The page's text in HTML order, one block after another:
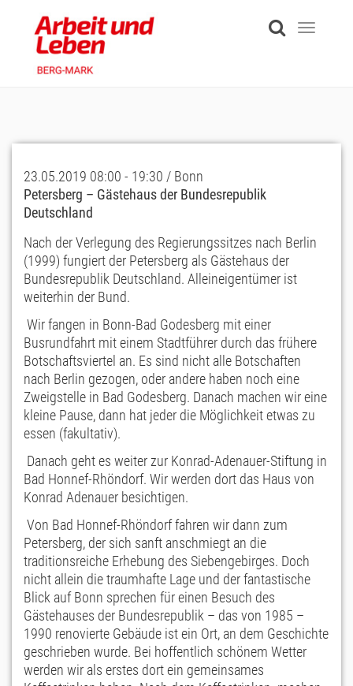
content
Toggle
23.05.2019 08:00 - 19:30 / Bonn
Petersberg – Gästehaus der Bundesrepublik
Deutschland
Nach der Verlegung des Regierungssitzes nach Berlin
(1999) fungiert der Petersberg als Gästehaus der
Bundesrepublik Deutschland. Alleineigentümer ist
weiterhin der Bund.
Wir fangen in Bonn-Bad Godesberg mit einer
Busrundfahrt mit einem Stadtführer durch das frühere
Botschaftsviertel an. Es sind nicht alle Botschaften
nach Berlin gezogen, oder andere haben noch eine
Zweigstelle in Bad Godesberg. Danach machen wir eine
kleine Pause, dann hat jeder die Möglichkeit etwas zu
essen (fakultativ).
Danach geht es weiter zur Konrad-Adenauer-Stiftung in
Bad Honnef-Rhöndorf. Wir werden dort das Haus von
Konrad Adenauer besichtigen.
Von Bad Honnef-Rhöndorf fahren wir dann zum
Petersberg, der sich sanft anschmiegt an die
traditionsreiche Erhebung des Siebengebirges. Doch
nicht allein die traumhafte Lage und der fantastische
Blick auf Bonn sprechen für einen Besuch des
Gästehauses der Bundesrepublik – das von 1985 –
1990 renovierte Gebäude ist ein Ort, an dem Geschichte
geschrieben wurde. Bei hoffentlich schönem Wetter
werden wir als erstes dort ein gemeinsames